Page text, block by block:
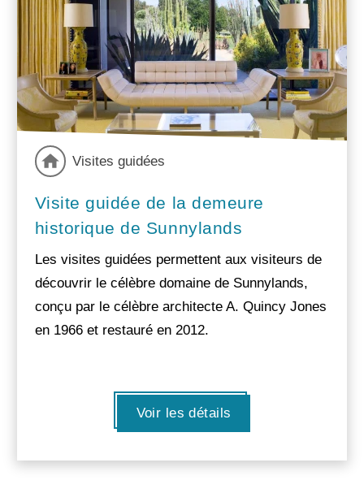
Visites guidées
Visite guidée de la demeure
historique de Sunnylands
Les visites guidées permettent aux visiteurs de
découvrir le célèbre domaine de Sunnylands,
conçu par le célèbre architecte A. Quincy Jones
en 1966 et restauré en 2012.
Voir les détails